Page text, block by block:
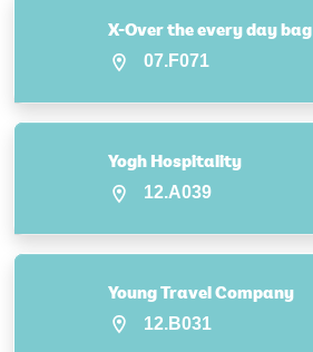
X-Over the every day bag
07.F071
Yogh Hospitality
12.A039
Young Travel Company
12.B031